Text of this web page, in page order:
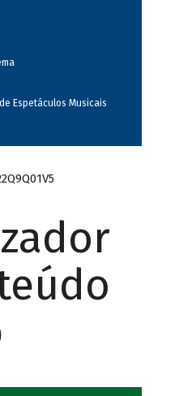
Espetáculos Musicais